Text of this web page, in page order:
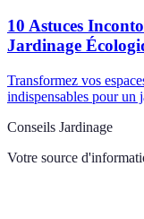
10 Astuces
Jardinage
Transformez vos
indispensables pour un
Conseils Jardinage
Votre source